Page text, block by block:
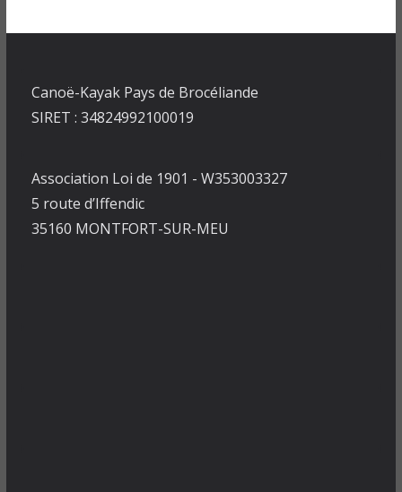
Canoë-Kayak Pays de Brocéliande
SIRET : 34824992100019
Association Loi de 1901 - W353003327
5 route d’Iffendic
35160 MONTFORT-SUR-MEU